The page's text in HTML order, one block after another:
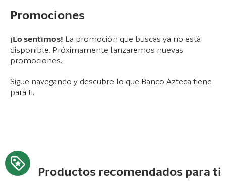
Promociones
¡Lo sentimos! La promoción que buscas ya no está
disponible. Próximamente lanzaremos nuevas
promociones.
Sigue navegando y descubre lo que Banco Azteca tiene
para ti.
Productos recomendados para ti